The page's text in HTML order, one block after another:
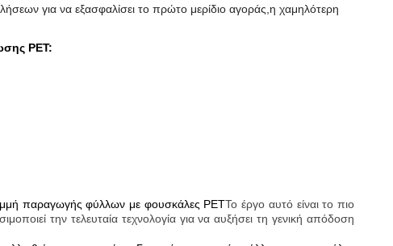
για να εξασφαλίσει το πρώτο μερίδιο αγοράς,η χαμηλότερη
PET:
παραγωγής φύλλων με φουσκάλες PETΤο έργο αυτό είναι το πιο
την τελευταία τεχνολογία για να αυξήσει τη γενική απόδοση